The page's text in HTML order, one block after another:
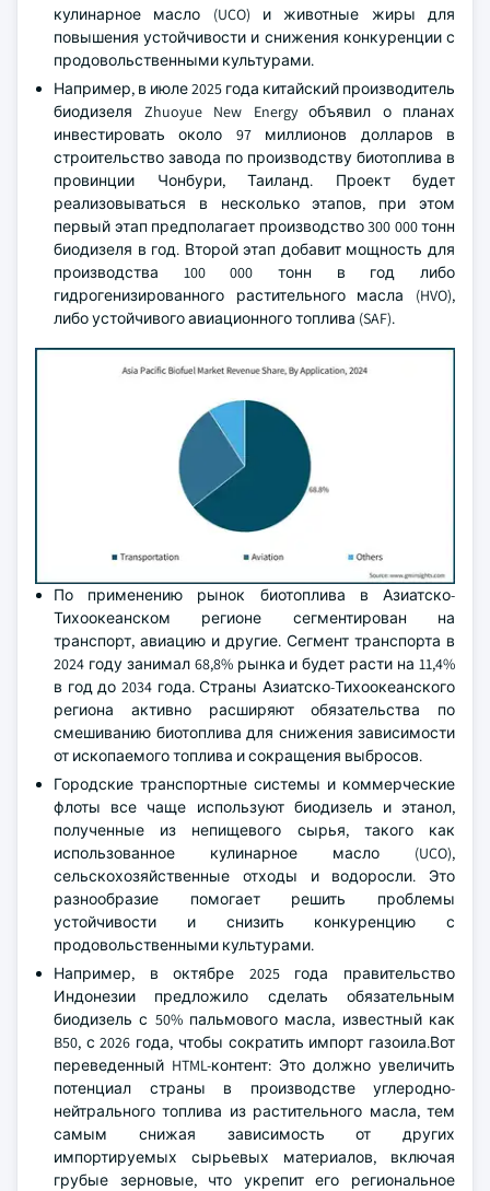
кулинарное масло (UCO) и животные жиры для
повышения устойчивости и снижения конкуренции с
продовольственными культурами.
Например, в июле 2025 года китайский производитель
биодизеля Zhuoyue New Energy объявил о планах
инвестировать около 97 миллионов долларов в
строительство завода по производству биотоплива в
провинции Чонбури, Таиланд. Проект будет
реализовываться в несколько этапов, при этом
первый этап предполагает производство 300 000 тонн
биодизеля в год. Второй этап добавит мощность для
производства 100 000 тонн в год либо
гидрогенизированного растительного масла (HVO),
либо устойчивого авиационного топлива (SAF).
По применению рынок биотоплива в Азиатско-
Тихоокеанском регионе сегментирован на
транспорт, авиацию и другие. Сегмент транспорта в
2024 году занимал 68,8% рынка и будет расти на 11,4%
в год до 2034 года. Страны Азиатско-Тихоокеанского
региона активно расширяют обязательства по
смешиванию биотоплива для снижения зависимости
от ископаемого топлива и сокращения выбросов.
Городские транспортные системы и коммерческие
флоты все чаще используют биодизель и этанол,
полученные из непищевого сырья, такого как
использованное кулинарное масло (UCO),
сельскохозяйственные отходы и водоросли. Это
разнообразие помогает решить проблемы
устойчивости и снизить конкуренцию с
продовольственными культурами.
Например, в октябре 2025 года правительство
Индонезии предложило сделать обязательным
биодизель с 50% пальмового масла, известный как
B50, с 2026 года, чтобы сократить импорт газоила.Вот
переведенный HTML-контент: Это должно увеличить
потенциал страны в производстве углеродно-
нейтрального топлива из растительного масла, тем
самым снижая зависимость от других
импортируемых сырьевых материалов, включая
грубые зерновые, что укрепит его региональное